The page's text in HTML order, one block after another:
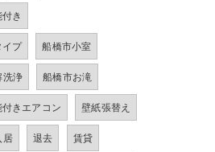
き
プ 船橋市小室
洗浄 船橋市お滝
きエアコン 壁紙張替え
居 退去 賃貸